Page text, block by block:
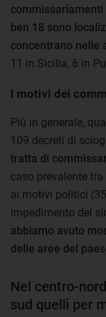
ben 18 sono
concentrano nelle
11 in Sicilia, 6 in
I motivi dei
Più in generale,
109 decreti di
tratta di
caso prevalente
ai motivi politici
impedimento del
abbiamo avuto
delle aree del
Nel centro-
sud quelli per